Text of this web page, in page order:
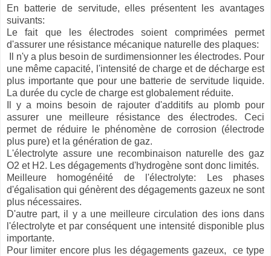
En batterie de servitude, elles présentent les avantages
suivants:
Le fait que les électrodes soient comprimées permet
d'assurer une résistance mécanique naturelle des plaques:
Il n'y a plus besoin de surdimensionner les électrodes. Pour
une même capacité, l'intensité de charge et de décharge est
plus importante que pour une batterie de servitude liquide.
La durée du cycle de charge est globalement réduite.
Il y a moins besoin de rajouter d'additifs au plomb pour
assurer une meilleure résistance des électrodes. Ceci
permet de réduire le phénomène de corrosion (électrode
plus pure) et la génération de gaz.
L'électrolyte assure une recombinaison naturelle des gaz
O2 et H2. Les dégagements d'hydrogène sont donc limités.
Meilleure homogénéité de l'électrolyte: Les phases
d'égalisation qui génèrent des dégagements gazeux ne sont
plus nécessaires.
D'autre part, il y a une meilleure circulation des ions dans
l'électrolyte et par conséquent une intensité disponible plus
importante.
Pour limiter encore plus les dégagements gazeux, ce type